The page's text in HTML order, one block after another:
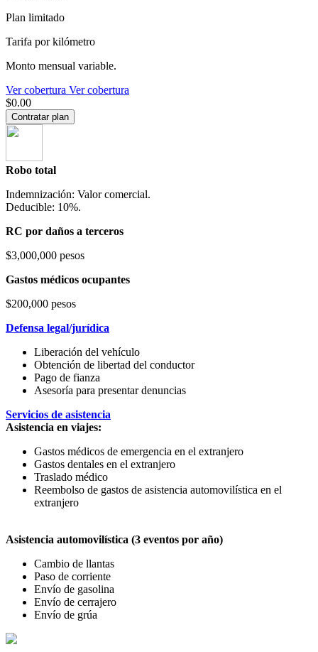
Plan limitado
Tarifa por kilómetro
Monto mensual variable.
Ver cobertura Ver cobertura
$0.00
Contratar plan
Robo total
Indemnización: Valor comercial.
Deducible: 10%.
RC por daños a terceros
$3,000,000 pesos
Gastos médicos ocupantes
$200,000 pesos
Defensa legal/jurídica
Liberación del vehículo
Obtención de libertad del conductor
Pago de fianza
Asesoría para presentar denuncias
Servicios de asistencia
Asistencia en viajes:
Gastos médicos de emergencia en el extranjero
Gastos dentales en el extranjero
Traslado médico
Reembolso de gastos de asistencia automovilística en el
extranjero
Asistencia automovilística (3 eventos por año)
Cambio de llantas
Paso de corriente
Envío de gasolina
Envío de cerrajero
Envío de grúa